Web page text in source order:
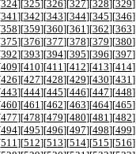
324][325][326][327][328][329]
341][342][343][344][345][346]
358][359][360][361][362][363]
375][376][377][378][379][380]
392][393][394][395][396][397]
409][410][411][412][413][414]
426][427][428][429][430][431]
443][444][445][446][447][448]
460][461][462][463][464][465]
477][478][479][480][481][482]
494][495][496][497][498][499]
511][512][513][514][515][516]